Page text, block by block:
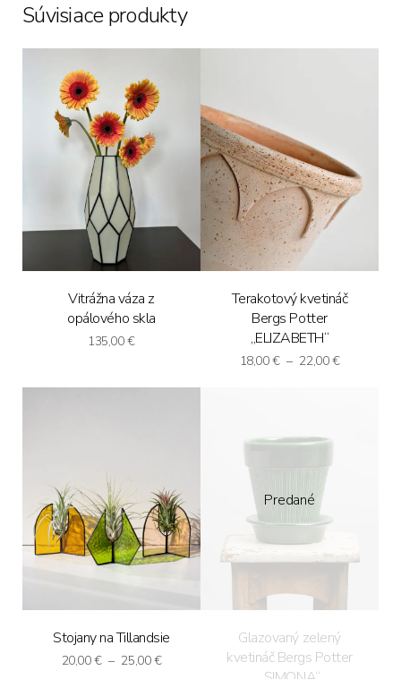
Súvisiace produkty
Vitrážna váza z
opálového skla
135,00€
Terakotový kvetináč
Bergs Potter
„ELIZABETH“
18,00€ – 22,00€
Stojany na Tillandsie
20,00€ – 25,00€
Glazovaný zelený
kvetináč Bergs Potter
Predané